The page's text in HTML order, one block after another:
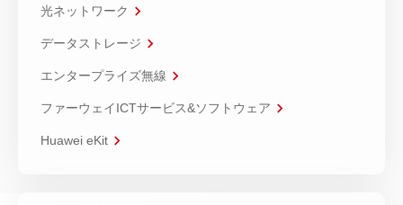
光ネットワーク
データストレージ
エンタープライズ無線
ファーウェイICTサービス&ソフトウェア
Huawei eKit